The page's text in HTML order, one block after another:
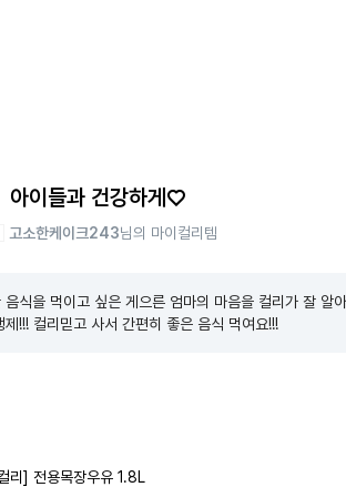
아이들과 건강하게♡
고소한케이크243님의 마이컬리템
식을 먹이고 싶은 게으른 엄마의 마음을 컬리가 잘 알
제!!! 컬리믿고 사서 간편히 좋은 음식 먹여요!!!
리] 전용목장우유 1.8L